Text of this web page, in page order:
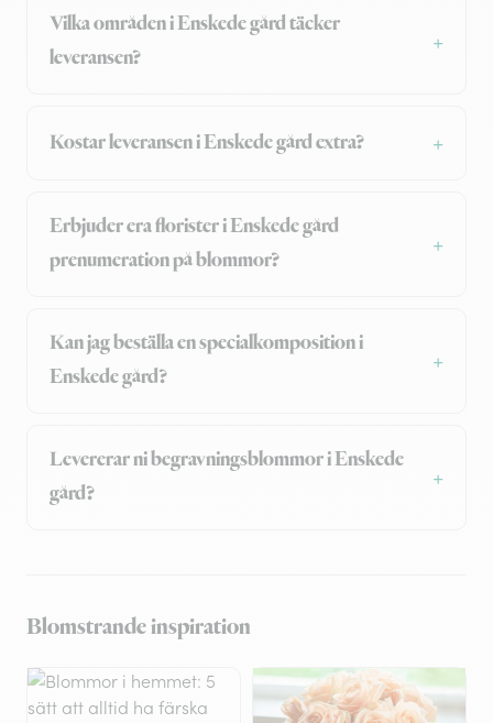
Vilka områden i Enskede gård täcker
leveransen?
Kostar leveransen i Enskede gård extra?
Erbjuder era florister i Enskede gård
prenumeration på blommor?
Kan jag beställa en specialkomposition i
Enskede gård?
Levererar ni begravningsblommor i Enskede
gård?
Blomstrande inspiration